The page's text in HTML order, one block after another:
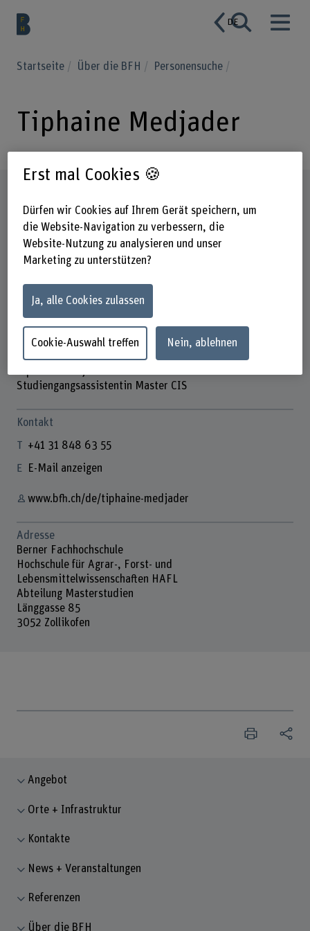
DE
Startseite Über die BFH Personensuche
Tiphaine Medjader
Studiengangsassistentin Master CIS
Kontakt
+41 31 848 63 55
E-Mail anzeigen
www.bfh.ch/de/tiphaine-medjader
Adresse
Berner Fachhochschule
Hochschule für Agrar-, Forst- und
Lebensmittelwissenschaften HAFL
Abteilung Masterstudien
Länggasse 85
3052 Zollikofen
Angebot
Orte + Infrastruktur
Kontakte
News + Veranstaltungen
Referenzen
Über die BFH
Erst mal Cookies 🍪
Dürfen wir Cookies auf Ihrem Gerät speichern, um
die Website-Navigation zu verbessern, die
Website-Nutzung zu analysieren und unser
Marketing zu unterstützen?
Ja, alle Cookies zulassen
Cookie-Auswahl treffen Nein, ablehnen